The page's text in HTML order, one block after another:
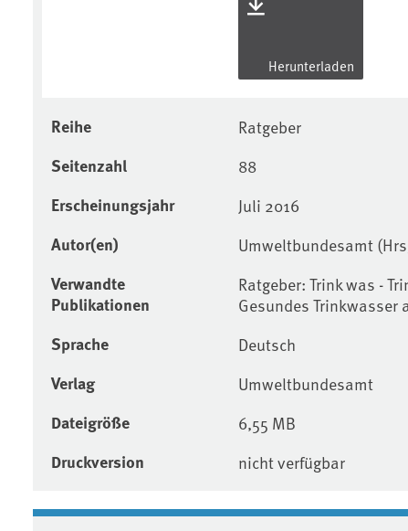
Herunterladen
Reihe Ratgeber
Seitenzahl 88
Erscheinungsjahr Juli 2016
Autor(en) Umweltbundesamt
Verwandte
Publikationen
Ratgeber: Trink was -
Gesundes Trinkwasser
Sprache Deutsch
Verlag Umweltbundesamt
Dateigröße 6,55 MB
Druckversion nicht verfügbar